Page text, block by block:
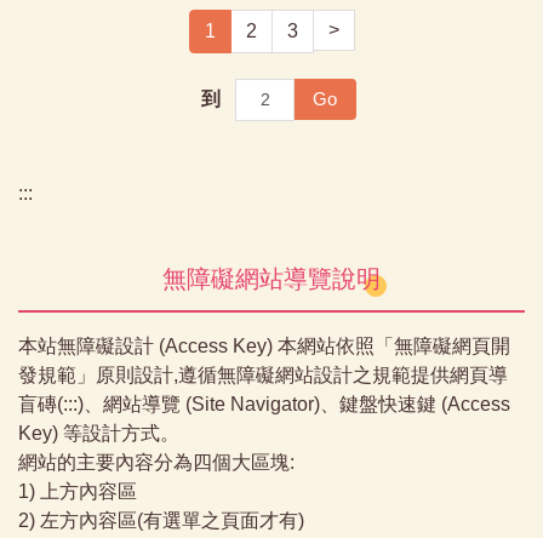
1 2 3 >
到 Go
:::
無障礙網站導覽說明
本站無障礙設計 (Access Key) 本網站依照「無障礙網頁開
發規範」原則設計,遵循無障礙網站設計之規範提供網頁導
盲磚(:::)、網站導覽 (Site Navigator)、鍵盤快速鍵 (Access
Key) 等設計方式。
網站的主要內容分為四個大區塊:
1) 上方內容區
2) 左方內容區(有選單之頁面才有)